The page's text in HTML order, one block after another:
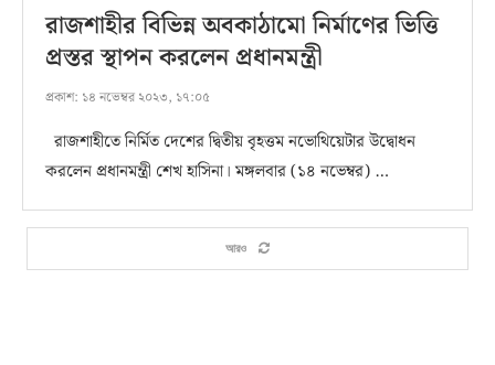
রাজশাহীর বিভিন্ন অবকাঠামো নির্মাণের ভিত্তি
প্রস্তর স্থাপন করলেন প্রধানমন্ত্রী
প্রকাশ: ১৪ নভেম্বর ২০২৩, ১৭:০৫
রাজশাহীতে নির্মিত দেশের দ্বিতীয় বৃহত্তম নভোথিয়েটার উদ্বোধন
করলেন প্রধানমন্ত্রী শেখ হাসিনা। মঙ্গলবার (১৪ নভেম্বর) …
আরও